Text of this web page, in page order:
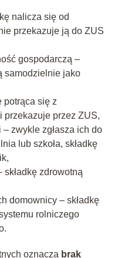
nalicza się od
przekazuje ją do ZUS
gospodarczą –
samodzielnie jako
potrąca się z
przekazuje przez ZUS,
zwykle zgłasza ich do
lub szkoła, składkę
zdrowotną
domownicy – składkę
rolniczego
oznacza brak